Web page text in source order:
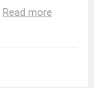
Read more